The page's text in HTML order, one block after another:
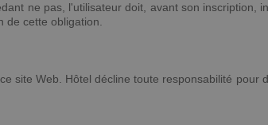
ne pas, l'utilisateur doit, avant son inscription,
cette obligation.
site Web. Hôtel décline toute responsabilité pour